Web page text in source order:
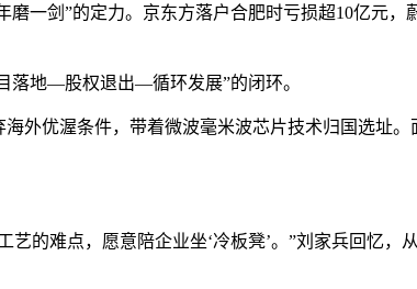
剑”的定力。京东方落户合肥时亏损超10亿元，
地—股权退出—循环发展”的闭环。
优渥条件，带着微波毫米波芯片技术归国选址。
难点，愿意陪企业坐‘冷板凳’。”刘家兵回忆，